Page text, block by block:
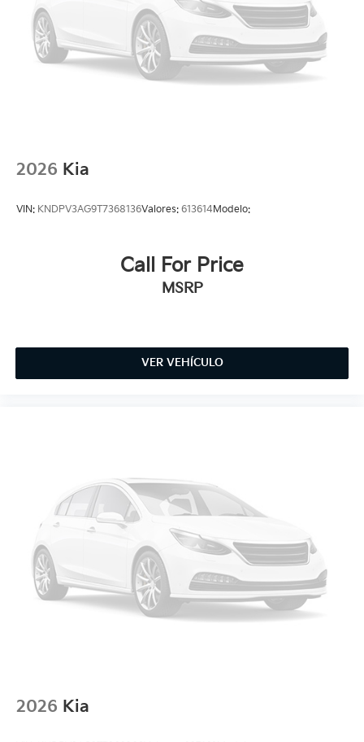
2026 Kia
VIN: KNDPV3AG9T7368136Valores: 613614Modelo:
Call For Price
MSRP
VER VEHÍCULO
2026 Kia